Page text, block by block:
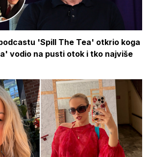
'Spill The Tea' otkrio koga
vodio na pusti otok i tko najviše